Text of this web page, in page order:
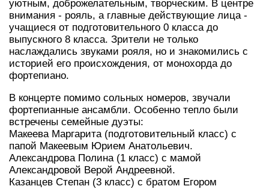
уютным, доброжелательным, творческим. В центре
внимания - рояль, а главные действующие лица -
учащиеся от подготовительного 0 класса до
выпускного 8 класса. Зрители не только
наслаждались звуками рояля, но и знакомились с
историей его происхождения, от монохорда до
фортепиано.
В концерте помимо сольных номеров, звучали
фортепианные ансамбли. Особенно тепло были
встречены семейные дуэты:
Макеева Маргарита (подготовительный класс) с
папой Макеевым Юрием Анатольевич.
Александрова Полина (1 класс) с мамой
Александровой Верой Андреевной.
Казанцев Степан (3 класс) с братом Егором